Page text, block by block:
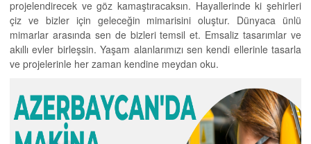
projelendirecek ve göz kamaştıracaksın. Hayallerinde ki şehirleri
çiz ve bizler için geleceğin mimarisini oluştur. Dünyaca ünlü
mimarlar arasında sen de bizleri temsil et. Emsaliz tasarımlar ve
akıllı evler birleşsin. Yaşam alanlarımızı sen kendi ellerinle tasarla
ve projelerinle her zaman kendine meydan oku.